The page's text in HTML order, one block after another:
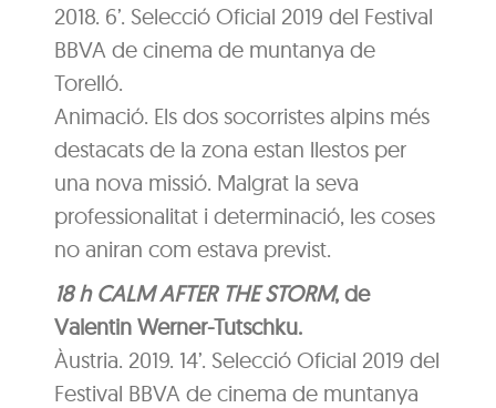
2018. 6’. Selecció Oficial 2019 del Festival
BBVA de cinema de muntanya de
Torelló.
Animació. Els dos socorristes alpins més
destacats de la zona estan llestos per
una nova missió. Malgrat la seva
professionalitat i determinació, les coses
no aniran com estava previst.
18 h CALM AFTER THE STORM, de
Valentin Werner-Tutschku.
Àustria. 2019. 14’. Selecció Oficial 2019 del
Festival BBVA de cinema de muntanya